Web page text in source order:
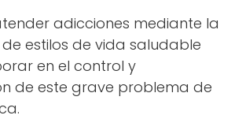
adicciones mediante la
estilos de vida saludable
en el control y
de este grave problema de